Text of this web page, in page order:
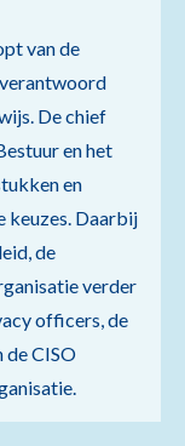
van de
De chief
en het
en
keuzes. Daarbij
de
verder
officers, de
de CISO